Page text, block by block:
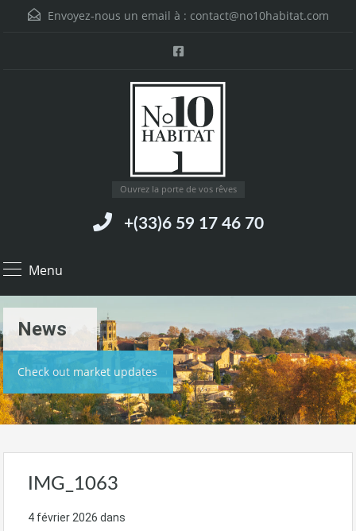
Envoyez-nous un email à : contact@no10habitat.com
Ouvrez la porte de vos rêves
+(33)6 59 17 46 70
Menu
News
Check out market updates
IMG_1063
4 février 2026 dans